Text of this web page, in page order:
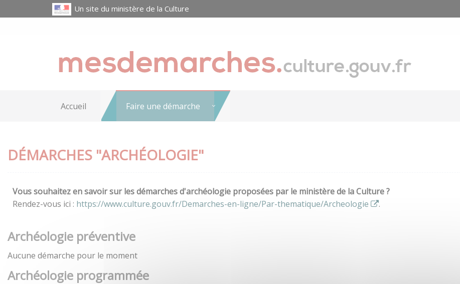
Un site du ministère de la Culture
Accueil Faire une démarche
DÉMARCHES "ARCHÉOLOGIE"
Vous souhaitez en savoir sur les démarches d'archéologie proposées par le ministère de la Culture ?
Rendez-vous ici : https://www.culture.gouv.fr/Demarches-en-ligne/Par-thematique/Archeologie .
Archéologie préventive
Aucune démarche pour le moment
Archéologie programmée